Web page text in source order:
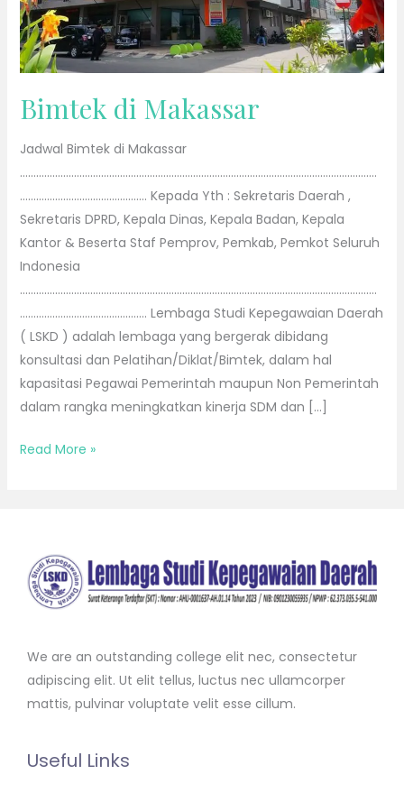
Bimtek di Makassar
Jadwal Bimtek di Makassar
……………………………………………………………………………………………………………………
……………………………………….. Kepada Yth : Sekretaris Daerah ,
Sekretaris DPRD, Kepala Dinas, Kepala Badan, Kepala
Kantor & Beserta Staf Pemprov, Pemkab, Pemkot Seluruh
Indonesia
……………………………………………………………………………………………………………………
……………………………………….. Lembaga Studi Kepegawaian Daerah
( LSKD ) adalah lembaga yang bergerak dibidang
konsultasi dan Pelatihan/Diklat/Bimtek, dalam hal
kapasitasi Pegawai Pemerintah maupun Non Pemerintah
dalam rangka meningkatkan kinerja SDM dan […]
Read More »
We are an outstanding college elit nec, consectetur
adipiscing elit. Ut elit tellus, luctus nec ullamcorper
mattis, pulvinar voluptate velit esse cillum.
Useful Links